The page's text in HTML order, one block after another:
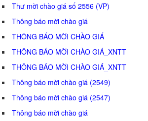
Thư mời chào giá số 2556 (VP)
Thông báo mời chào giá
THÔNG BÁO MỜI CHÀO GIÁ
THÔNG BÁO MỜI CHÀO GIÁ_XNTT
THÔNG BÁO MỜI CHÀO GIÁ_XNTT
Thông báo mời chào giá (2549)
Thông báo mời chào giá (2547)
Thông báo mời chào giá